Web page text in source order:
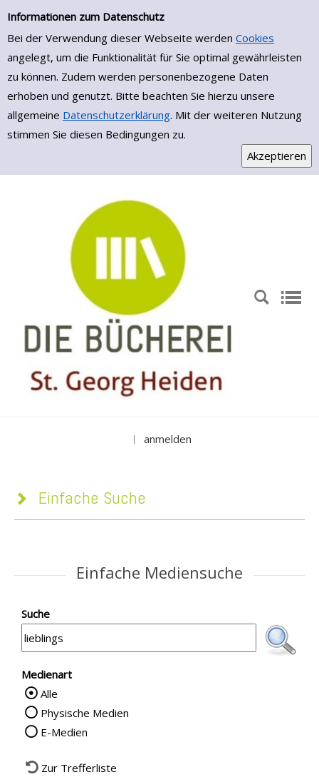
Einfache Suche
Informationen zum Datenschutz
Bei der Verwendung dieser Webseite werden Cookies
angelegt, um die Funktionalität für Sie optimal gewährleisten
zu können. Zudem werden personenbezogene Daten
erhoben und genutzt. Bitte beachten Sie hierzu unsere
allgemeine Datenschutzerklärung. Mit der weiteren Nutzung
stimmen Sie diesen Bedingungen zu.
Zur Detailanzeige springen
| anmelden
Einfache Suche
Einfache Mediensuche
Suche
Medienart
Wählen Sie die Medienart nach der Sie
Alle
Physische Medien
E-Medien
Zur Trefferliste